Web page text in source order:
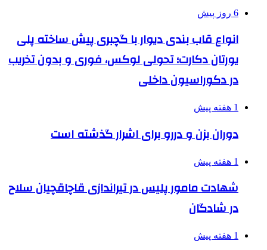
6 روز پیش
انواع قاب بندی دیوار با گچبری پیش ساخته پلی
یورتان دکارت؛ تحولی لوکس، فوری و بدون تخریب
در دکوراسیون داخلی
1 هفته پیش
دوران بزن و دررو برای اشرار گذشته است
1 هفته پیش
شهادت مامور پلیس در تیراندازی قاچاقچیان سلاح
در شادگان
1 هفته پیش